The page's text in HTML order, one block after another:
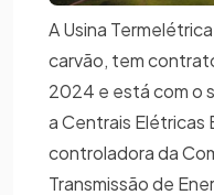
A Usina
carvão, tem
2024 e está com o
a Centrais Elétricas
controladora da
Transmissão de